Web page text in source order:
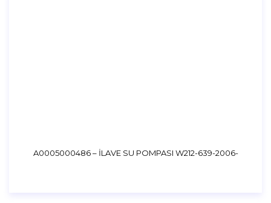
A0005000486 – İLAVE SU POMPASI W212-639-2006-